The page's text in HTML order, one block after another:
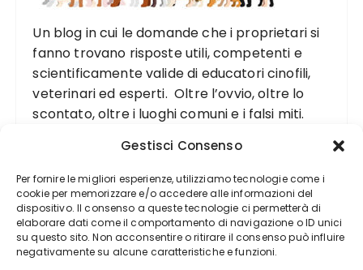
Gestisci Consenso
Per fornire le migliori esperienze, utilizziamo tecnologie come i
cookie per memorizzare e/o accedere alle informazioni del
dispositivo. Il consenso a queste tecnologie ci permetterà di
elaborare dati come il comportamento di navigazione o ID unici
su questo sito. Non acconsentire o ritirare il consenso può influire
negativamente su alcune caratteristiche e funzioni.
Un blog in cui le domande che i proprietari si
fanno trovano risposte utili, competenti e
scientificamente valide di educatori cinofili,
veterinari ed esperti. Oltre l’ovvio, oltre lo
scontato, oltre i luoghi comuni e i falsi miti.